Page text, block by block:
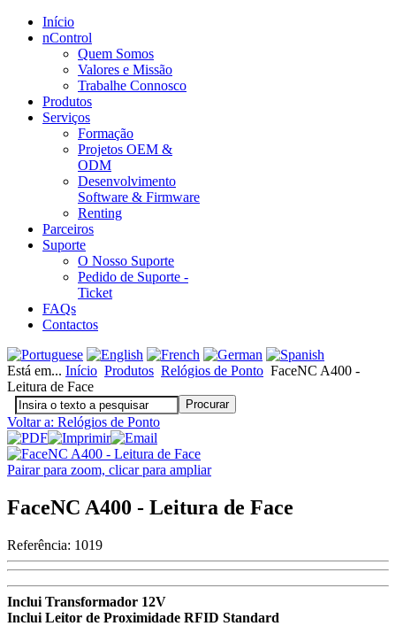
Início
nControl
Quem Somos
Valores e Missão
Trabalhe Connosco
Produtos
Serviços
Formação
Projetos OEM &
ODM
Desenvolvimento
Software & Firmware
Renting
Parceiros
Suporte
O Nosso Suporte
Pedido de Suporte -
Ticket
FAQs
Contactos
Está em... Início Produtos Relógios de Ponto FaceNC A400 -
Leitura de Face
Voltar a: Relógios de Ponto
Pairar para zoom, clicar para ampliar
FaceNC A400 - Leitura de Face
Referência: 1019
Inclui Transformador 12V
Inclui Leitor de Proximidade RFID Standard